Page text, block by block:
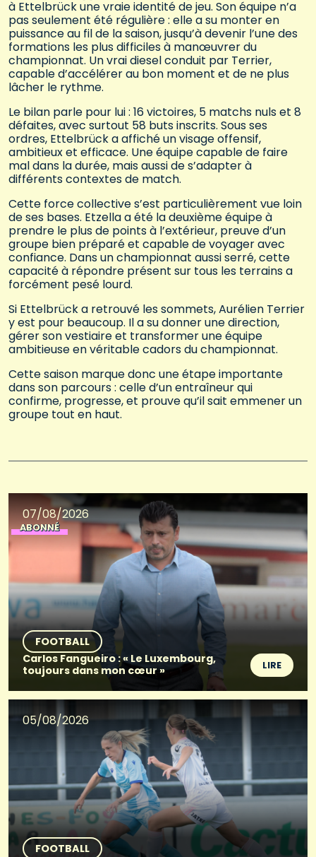
à Ettelbrück une vraie identité de jeu. Son équipe n’a
pas seulement été régulière : elle a su monter en
puissance au fil de la saison, jusqu’à devenir l’une des
formations les plus difficiles à manœuvrer du
championnat. Un vrai diesel conduit par Terrier,
capable d’accélérer au bon moment et de ne plus
lâcher le rythme.
Le bilan parle pour lui : 16 victoires, 5 matchs nuls et 8
défaites, avec surtout 58 buts inscrits. Sous ses
ordres, Ettelbrück a affiché un visage offensif,
ambitieux et efficace. Une équipe capable de faire
mal dans la durée, mais aussi de s’adapter à
différents contextes de match.
Cette force collective s’est particulièrement vue loin
de ses bases. Etzella a été la deuxième équipe à
prendre le plus de points à l’extérieur, preuve d’un
groupe bien préparé et capable de voyager avec
confiance. Dans un championnat aussi serré, cette
capacité à répondre présent sur tous les terrains a
forcément pesé lourd.
Si Ettelbrück a retrouvé les sommets, Aurélien Terrier
y est pour beaucoup. Il a su donner une direction,
gérer son vestiaire et transformer une équipe
ambitieuse en véritable cadors du championnat.
Cette saison marque donc une étape importante
dans son parcours : celle d’un entraîneur qui
confirme, progresse, et prouve qu’il sait emmener un
groupe tout en haut.
07/08/2026
ABONNÉ
FOOTBALL
Carlos Fangueiro : « Le Luxembourg,
toujours dans mon cœur »
LIRE
05/08/2026
FOOTBALL